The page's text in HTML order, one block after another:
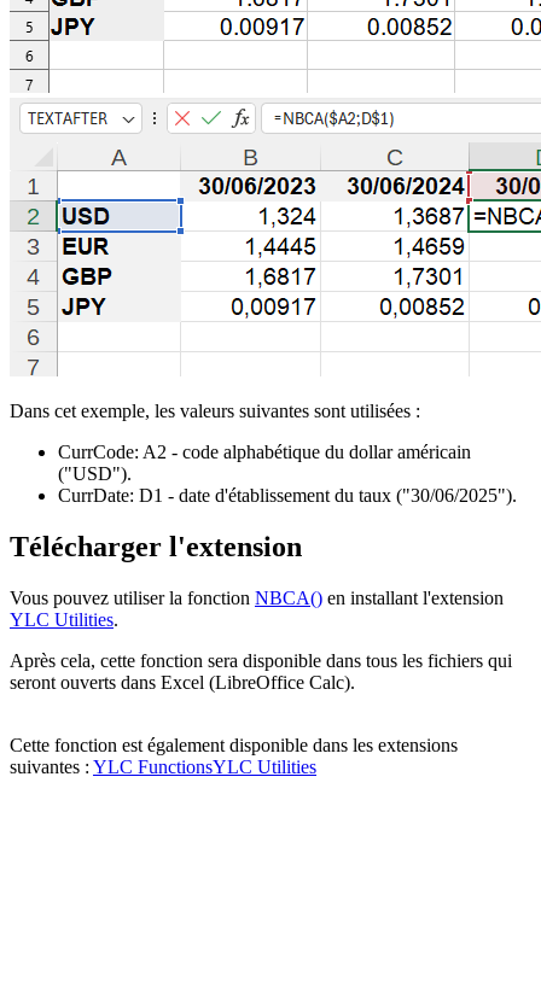
Dans cet exemple, les valeurs suivantes sont utilisées :
CurrCode: A2 - code alphabétique du dollar américain
("USD").
CurrDate: D1 - date d'établissement du taux ("30/06/2025").
Télécharger l'extension
Vous pouvez utiliser la fonction NBCA() en installant l'extension
YLC Utilities.
Après cela, cette fonction sera disponible dans tous les fichiers qui
seront ouverts dans Excel (LibreOffice Calc).
Cette fonction est également disponible dans les extensions
suivantes : YLC FunctionsYLC Utilities